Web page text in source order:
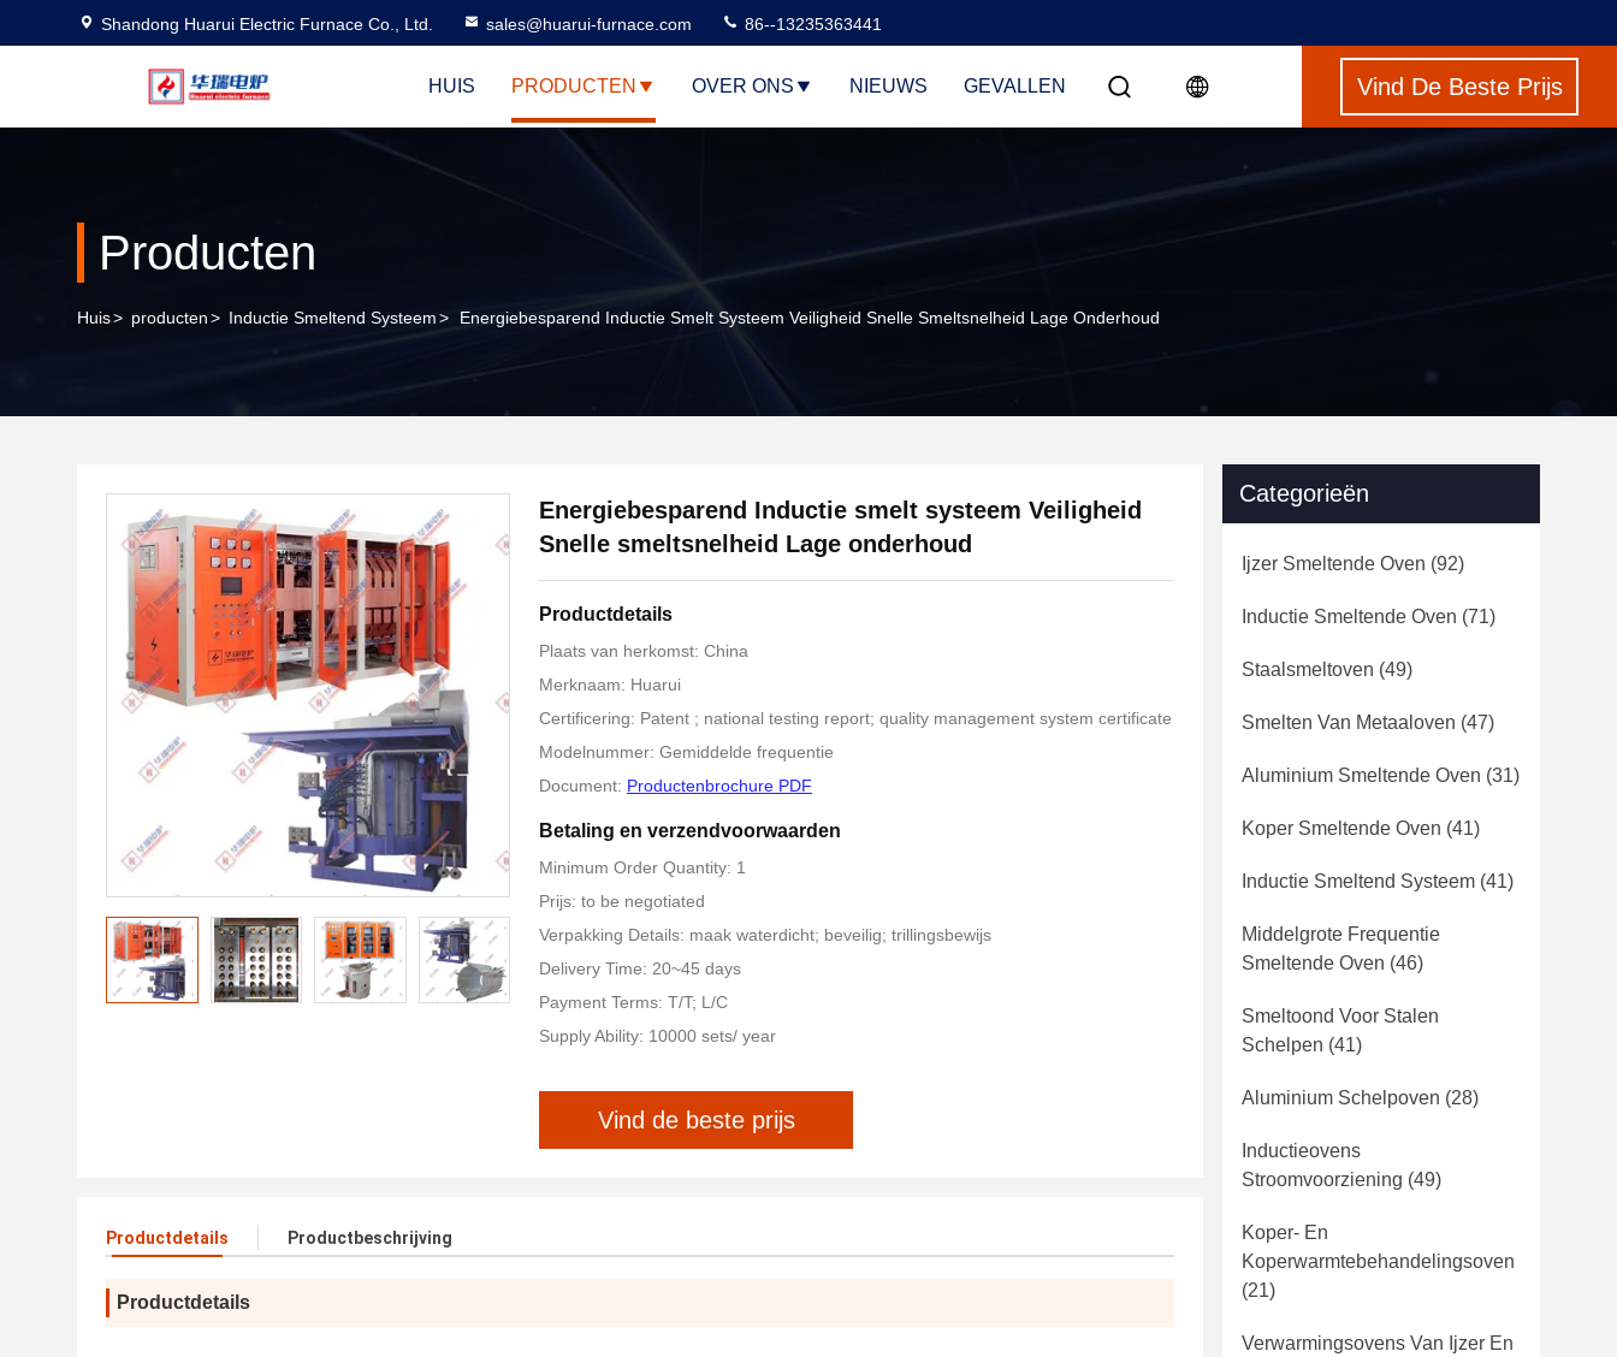
Shandong Huarui Electric Furnace Co., Ltd. sales@huarui-furnace.com 86--13235363441
HUIS PRODUCTEN OVER ONS NIEUWS GEVALLEN Vind De Beste Prijs
Producten
Huis> producten> Inductie Smeltend Systeem> Energiebesparend Inductie Smelt Systeem Veiligheid Snelle Smeltsnelheid Lage Onderhoud
Energiebesparend Inductie smelt systeem Veiligheid
Snelle smeltsnelheid Lage onderhoud
Productdetails
Plaats van herkomst: China
Merknaam: Huarui
Certificering: Patent ; national testing report; quality management system certificate
Modelnummer: Gemiddelde frequentie
Document: Productenbrochure PDF
Betaling en verzendvoorwaarden
Minimum Order Quantity: 1
Prijs: to be negotiated
Verpakking Details: maak waterdicht; beveilig; trillingsbewijs
Delivery Time: 20~45 days
Payment Terms: T/T; L/C
Supply Ability: 10000 sets/ year
Vind de beste prijs
Productdetails Productbeschrijving
Productdetails
Categorieën
Ijzer Smeltende Oven (92)
Inductie Smeltende Oven (71)
Staalsmeltoven (49)
Smelten Van Metaaloven (47)
Aluminium Smeltende Oven (31)
Koper Smeltende Oven (41)
Inductie Smeltend Systeem (41)
Middelgrote Frequentie
Smeltende Oven (46)
Smeltoond Voor Stalen
Schelpen (41)
Aluminium Schelpoven (28)
Inductieovens
Stroomvoorziening (49)
Koper- En
Koperwarmtebehandelingsoven
(21)
Verwarmingsovens Van Ijzer En